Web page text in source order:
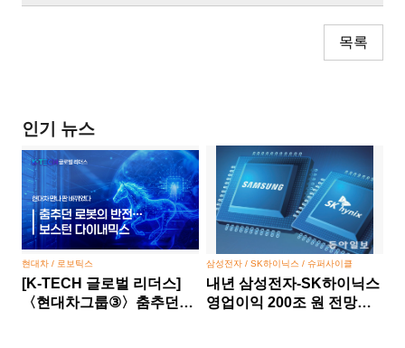
목록
인기 뉴스
현대차 / 로보틱스
[K-TECH 글로벌 리더스]
〈현대차그룹③〉춤추던
삼성전자 / SK하이닉스 / 슈퍼사이클
내년 삼성전자-SK하이닉스
영업이익 200조 원 전망…